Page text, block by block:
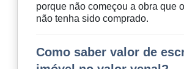
porque não começou a obra que
não tenha sido comprado.
Como saber valor de